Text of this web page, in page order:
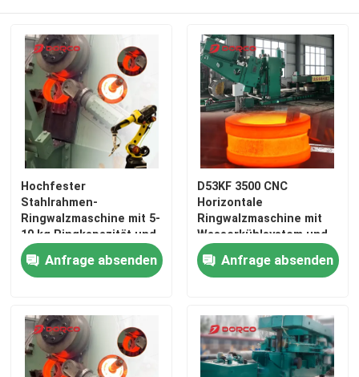
Hochfester
Stahlrahmen-
Ringwalzmaschine mit 5-
10 kg Ringkapazität und
anpassbarer Größe
Anfrage absenden
D53KF 3500 CNC
Horizontale
Ringwalzmaschine mit
Wasserkühlsystem und
automatischem
Walzzyklus
Anfrage absenden